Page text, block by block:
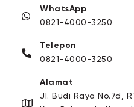
WhatsApp
0821-4000-3250
Telepon
0821-4000-3250
Alamat
Jl. Budi Raya No.7d,